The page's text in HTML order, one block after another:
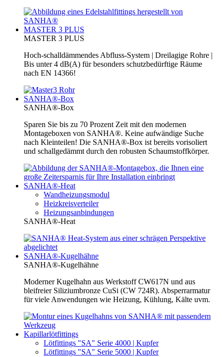
MASTER 3 PLUS
MASTER 3 PLUS
Hoch-schalldämmendes Abfluss-System | Dreilagige Rohre |
Bis unter 4 dB(A) für besonders schutzbedürftige Räume
nach EN 14366!
SANHA®-Box
SANHA®-Box
Sparen Sie bis zu 70 Prozent Zeit mit den modernen
Montageboxen von SANHA®. Keine aufwändige Suche
nach Kleinteilen! Die SANHA®-Box ist bereits vorisoliert
und schallgedämmt durch den robusten Schaumstoffkörper.
SANHA®-Heat
Wandheizungsmodul
Heizkreisverteiler
Heizungsanbindungen
SANHA®-Heat
SANHA®-Kugelhähne
SANHA®-Kugelhähne
Moderner Kugelhahn aus Werkstoff CW617N und aus
bleifreier Siliziumbronze CuSi (CW 724R). Absperrarmatur
für viele Anwendungen wie Heizung, Kühlung, Kälte uvm.
Kapillarlötfittings
Lötfittings "SA" Serie 4000 | Kupfer
Lötfittings "SA" Serie 5000 | Kupfer